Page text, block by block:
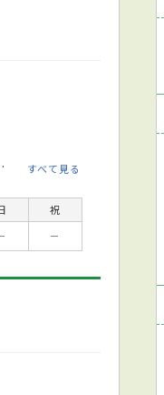
化器外科
すべて見る
祝
－